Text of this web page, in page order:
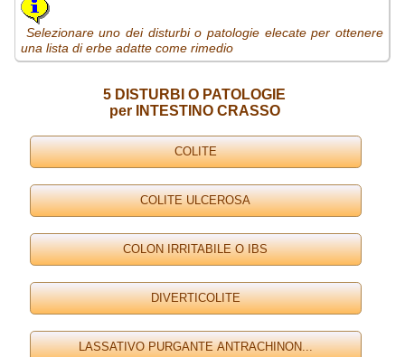
Selezionare uno dei disturbi o patologie elecate per ottenere
una lista di erbe adatte come rimedio
5 DISTURBI O PATOLOGIE
per INTESTINO CRASSO